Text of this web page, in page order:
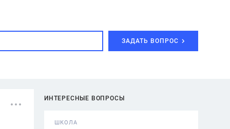
ЗАДАТЬ ВОПРОС
ИНТЕРЕСНЫЕ ВОПРОСЫ
ШКОЛА